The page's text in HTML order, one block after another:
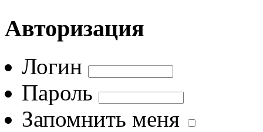
Авторизация
Логин
Пароль
Запомнить меня